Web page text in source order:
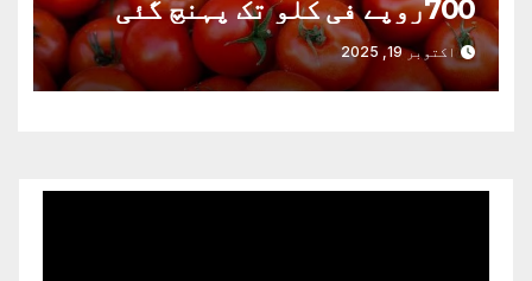
700روپے فی کلو تک پہنچ گئی
اکتوبر 19, 2025